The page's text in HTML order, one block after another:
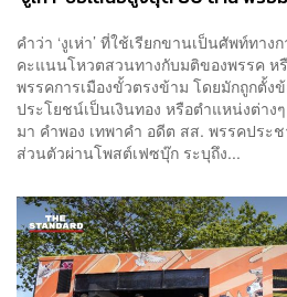
คำว่า ‘งูเห่า’ ที่ใช้เรียกขานเป็นศัพท์ทา
คะแนนโหวตสวนทางกับมติของพรรค ห
พรรคการเมืองขั้วตรงข้าม โดยมักถูกตั้ง
ประโยชน์เป็นเงินทอง หรือตำแหน่งต่า
มา คำพอง เทพาคำ อดีต สส. พรรคประ
ส่วนตัวผ่านโพสต์เฟซบุ๊ก ระบุถึง...